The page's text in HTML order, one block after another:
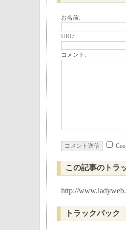
お名前:
URL:
コメント:
この記事のトラ
http://
トラックバック